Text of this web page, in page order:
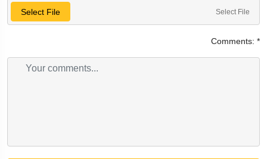
Select File Select File
Comments: *